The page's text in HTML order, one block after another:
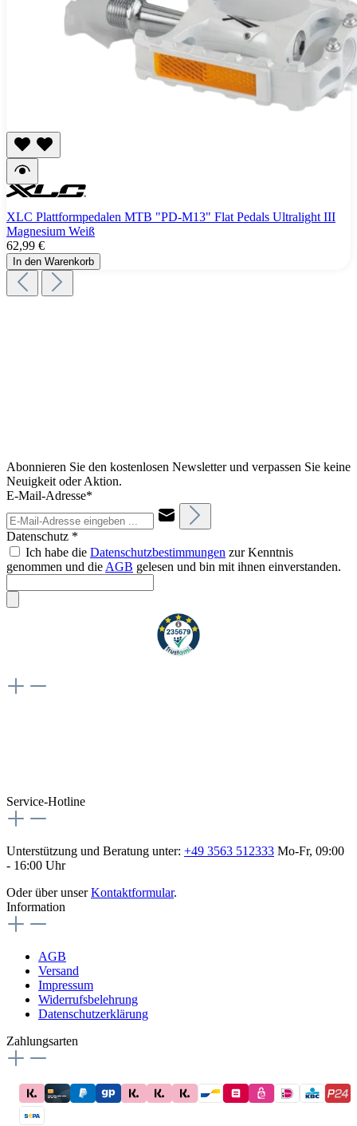
XLC Plattformpedalen MTB "PD-M13" Flat Pedals Ultralight III
Magnesium Weiß
62,99 €
In den Warenkorb
Abonnieren Sie den kostenlosen Newsletter und verpassen Sie keine
Neuigkeit oder Aktion.
E-Mail-Adresse*
Datenschutz *
Ich habe die Datenschutzbestimmungen zur Kenntnis
genommen und die AGB gelesen und bin mit ihnen einverstanden.
Service-Hotline
Unterstützung und Beratung unter: +49 3563 512333 Mo-Fr, 09:00
- 16:00 Uhr
Oder über unserKontaktformular.
Information
AGB
Versand
Impressum
Widerrufsbelehrung
Datenschutzerklärung
Zahlungsarten